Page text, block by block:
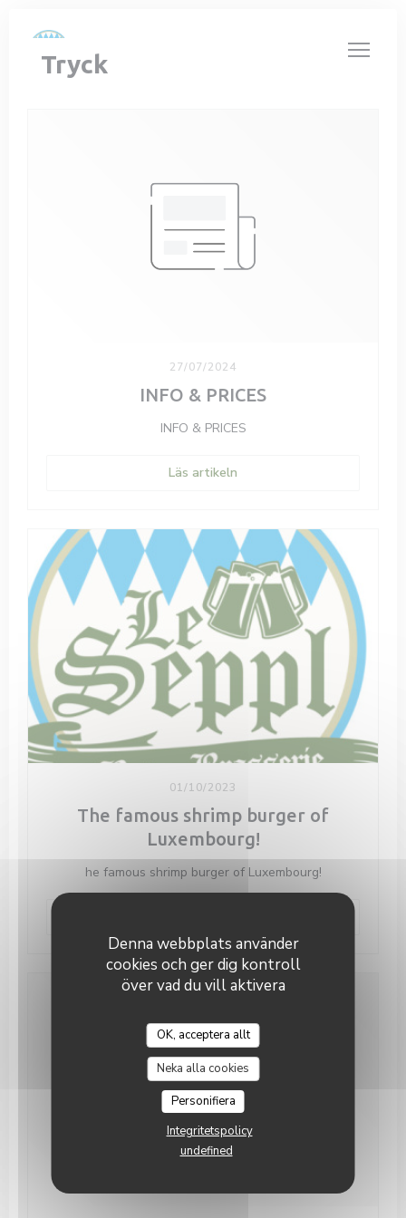
Denna webbplats använder
cookies och ger dig kontroll
över vad du vill aktivera
OK, acceptera allt
Neka alla cookies
Personifiera
Integritetspolicy
undefined
Tryck
27/07/2024
INFO & PRICES
INFO & PRICES
Läs artikeln
01/10/2023
The famous shrimp burger of
Luxembourg!
he famous shrimp burger of Luxembourg!